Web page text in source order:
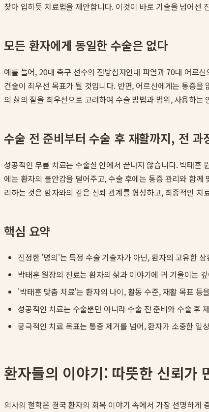
찾아 입히듯 치료법을 제안합니다. 이것이 바로 기술을 넘어선
모든 환자에게 동일한 수술은 없다
예를 들어, 20대 축구 선수의 전방십자인대 파열과 70대 어르
건술이 최우선 목표가 될 것입니다. 반면, 어르신에게는 통증
의 삶의 질을 최우선으로 고려하여 수술 방법과 범위, 사용하
수술 전 준비부터 수술 후 재활까지, 전 과
성공적인 무릎 치료는 수술실 안에서 끝나지 않습니다. 박태훈
에는 환자의 불안감을 덜어주고, 수술 후에는 통증 관리와 함
리하는 것은 환자와의 깊은 신뢰 관계를 형성하고, 최종적인
핵심 요약
진정한 '명의'는 특정 수술 기술자가 아닌, 환자의 고유한
박태훈 원장의 진료는 환자의 삶과 이야기에 귀 기울이는
'박태훈 맞춤 치료'는 환자의 나이, 활동 수준, 재활 목표
성공적인 치료는 수술뿐만 아니라 수술 전 준비와 수술 후
궁극적인 치료 목표는 통증 제거를 넘어, 환자가 소중한 일
환자들의 이야기: 따뜻한 신뢰가
의사의 철학은 결국 환자의 회복 이야기 속에서 가장 선명하게